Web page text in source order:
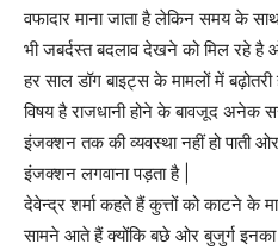
वफादार माना जाता है लेकिन समय के
भी जबर्दस्त बदलाव देखने को मिल रहे है
हर साल डॉग बाइट्स के मामलों में बढ़ोतरी
विषय है राजधानी होने के बावजूद अनेक
इंजक्शन तक की व्यवस्था नहीं हो पाती ओर
इंजक्शन लगवाना पड़ता है |
देवेन्द्र शर्मा कहते हैं कुत्तों को काटने के
सामने आते हैं क्योंकि बछे ओर बुजुर्ग इनका